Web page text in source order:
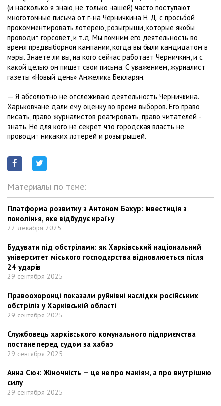
(и насколько я знаю, не только нашей) часто поступают
многотомные письма от г-на Черничкина Н. Д. с просьбой
прокомментировать лотерею, розыгрыши, которые якобы
проводит горсовет, и т.д. Мы помним его деятельность во
время предвыборной кампании, когда вы были кандидатом в
мэры. Знаете ли вы, на кого сейчас работает Черничкин, и с
какой целью он пишет свои письма. С уважением, журналист
газеты «Новый день» Анжелика Бекларян.
— Я абсолютно не отслеживаю деятельность Черничкина.
Харьковчане дали ему оценку во время выборов. Его право
писать, право журналистов реагировать, право читателей -
знать. Не для кого не секрет что городская власть не
проводит никаких лотерей и розыгрышей.
Материалы по теме:
Платформа розвитку з Антоном Бахур: інвестиція в
покоління, яке відбудує країну
22 декабря 2025
Будувати під обстрілами: як Харківський національний
університет міського господарства відновлюється після
24 ударів
29 сентября 2025
Правоохоронці показали руйнівні наслідки російських
обстрілів у Харківській області
29 сентября 2025
Службовець харківського комунального підприємства
постане перед судом за хабар
29 сентября 2025
Анна Сюч: Жіночність — це не про макіяж, а про внутрішню
силу
29 сентября 2025